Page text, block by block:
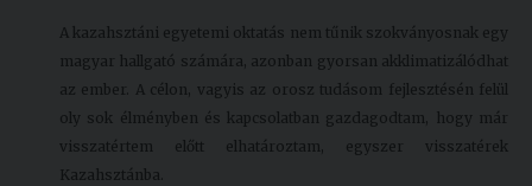
A kazahsztáni egyetemi oktatás nem tűnik szokványosnak egy
magyar hallgató számára, azonban gyorsan akklimatizálódhat
az ember. A célon, vagyis az orosz tudásom fejlesztésén felül
oly sok élményben és kapcsolatban gazdagodtam, hogy már
visszatértem előtt elhatároztam, egyszer visszatérek
Kazahsztánba.